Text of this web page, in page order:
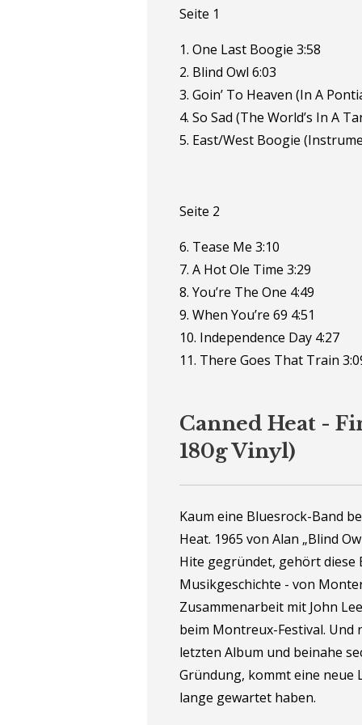
Seite 1
1. One Last Boogie 3:58
2. Blind Owl 6:03
3. Goin’ To Heaven (In A
4. So Sad (The World’s In A
5. East/West Boogie
Seite 2
6. Tease Me 3:10
7. A Hot Ole Time 3:29
8. You’re The One 4:49
9. When You’re 69 4:51
10. Independence Day 4:27
11. There Goes That Train
Canned Heat -
180g Vinyl)
Kaum eine Bluesrock-Band
Heat. 1965 von Alan „Blind
Hite gegründet, gehört diese
Musikgeschichte - von
Zusammenarbeit mit John
beim Montreux-Festival. Und
letzten Album und beinahe
Gründung, kommt eine neue
lange gewartet haben.